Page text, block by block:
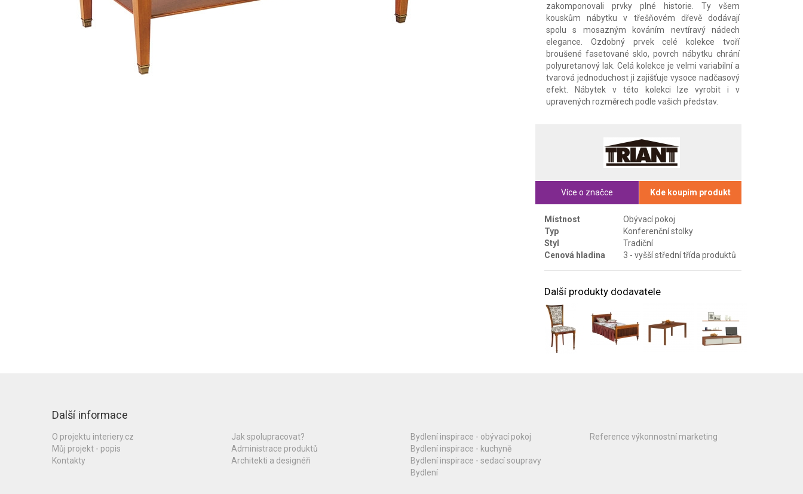
zakomponovali prvky plné historie. Ty všem
kouskům nábytku v třešňovém dřevě dodávají
spolu s mosazným kováním nevtíravý nádech
elegance. Ozdobný prvek celé kolekce tvoří
broušené fasetované sklo, povrch nábytku chrání
polyuretanový lak. Celá kolekce je velmi variabilní a
tvarová jednoduchost ji zajišťuje vysoce nadčasový
efekt. Nábytek v této kolekci lze vyrobit i v
upravených rozměrech podle vašich představ.
Více o značce Kde koupím produkt
Místnost
Obývací pokoj
Typ
Konferenční stolky
Styl
Tradiční
Cenová hladina
3 - vyšší střední třída produktů
Další produkty dodavatele
Další informace
O projektu interiery.cz
Můj projekt - popis
Kontakty
Jak spolupracovat?
Administrace produktů
Architekti a designéři
Bydlení inspirace - obývací pokoj
Bydlení inspirace - kuchyně
Bydlení inspirace - sedací soupravy
Bydlení
Reference výkonnostní marketing